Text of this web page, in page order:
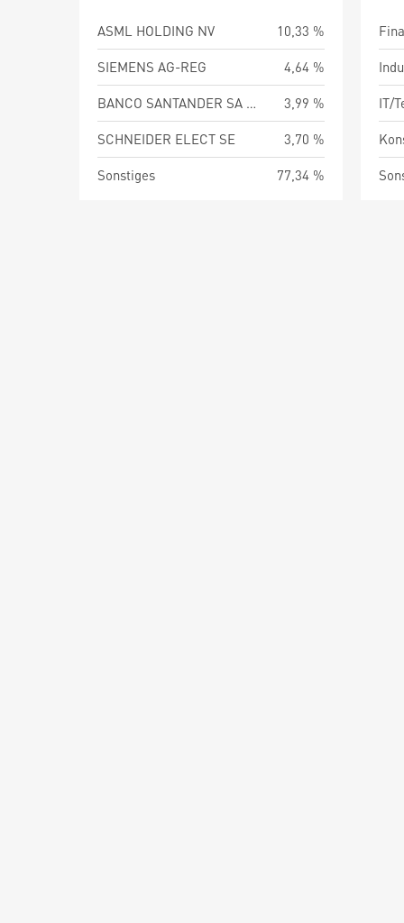
ASML HOLDING NV
10,33 %
SIEMENS AG-REG
4,64 %
BANCO SANTANDER SA MADRID
3,99 %
SCHNEIDER ELECT SE
3,70 %
Sonstiges
77,34 %
IT/